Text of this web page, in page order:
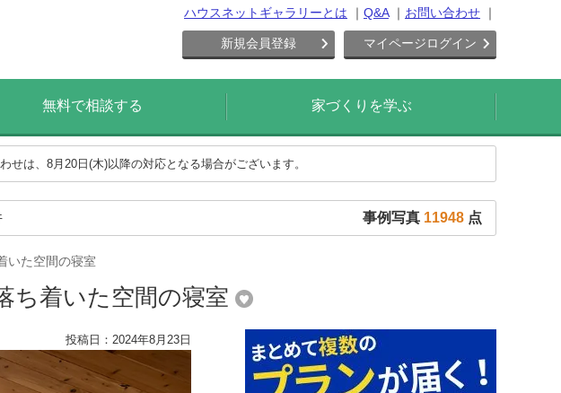
ハウスネットギャラリーとは Q&A お問い合わせ
新規会員登録 マイページログイン
無料で相談する 家づくりを学ぶ
せは、8月20日(木)以降の対応となる場合がございます。
事例写真 11948 点
いた空間の寝室
ち着いた空間の寝室
投稿日：2024年8月23日